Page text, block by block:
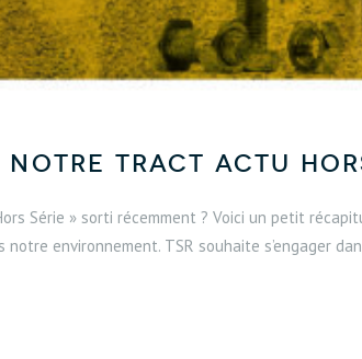
Tract Actu
Série » sorti récemment ? Voici un petit
environnement. TSR souhaite s’engager